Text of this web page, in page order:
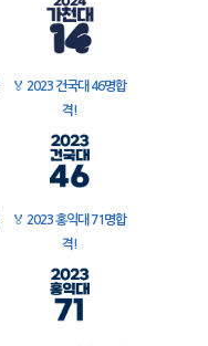
🏅 2023 건국대 46명합
격!
🏅 2023 홍익대 71명합
격!